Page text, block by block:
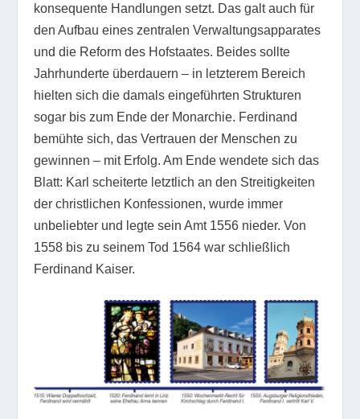
konsequente Handlungen setzt. Das galt auch für
den Aufbau eines zentralen Verwaltungsapparates
und die Reform des Hofstaates. Beides sollte
Jahrhunderte überdauern – in letzterem Bereich
hielten sich die damals eingeführten Strukturen
sogar bis zum Ende der Monarchie. Ferdinand
bemühte sich, das Vertrauen der Menschen zu
gewinnen – mit Erfolg. Am Ende wendete sich das
Blatt: Karl scheiterte letztlich an den Streitigkeiten
der christlichen Konfessionen, wurde immer
unbeliebter und legte sein Amt 1556 nieder. Von
1558 bis zu seinem Tod 1564 war schließlich
Ferdinand Kaiser.